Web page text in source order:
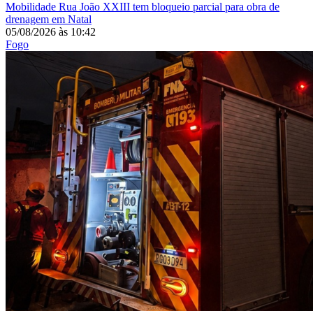
Mobilidade Rua João XXIII tem bloqueio parcial para obra de
drenagem em Natal
05/08/2026 às 10:42
Fogo